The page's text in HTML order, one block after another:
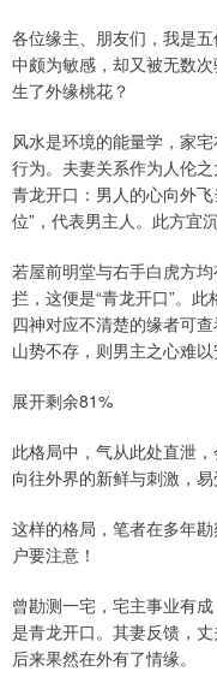
各位缘主、朋友们，我是
中颇为敏感，却又被无数
生了外缘桃花？
风水是环境的能量学，家
行为。夫妻关系作为人伦之
青龙开口：男人的心向外
位”，代表男主人。此方宜
若屋前明堂与右手白虎方
拦，这便是“青龙开口”。
四神对应不清楚的缘者可
山势不存，则男主之心难以
展开剩余81%
此格局中，气从此处直泄
向往外界的新鲜与刺激，易
这样的格局，笔者在多年
户要注意！
曾勘测一宅，宅主事业有
是青龙开口。其妻反馈，
后来果然在外有了情缘。